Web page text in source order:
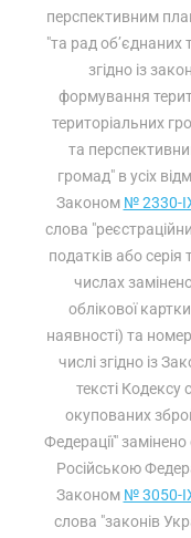
перспективним
"та рад об’єднаних
згідно із
формування
територіальних
та
громад" в усіх
Законом № 2330-
слова
податків або серія
числах
облікової
наявності) та
числі згідно із
тексті Кодексу
окупованих
Федерації"
Російською
Законом № 3050-
слова "законів